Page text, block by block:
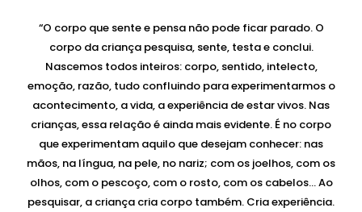
“O corpo que sente e pensa não pode ficar parado. O
corpo da criança pesquisa, sente, testa e conclui.
Nascemos todos inteiros: corpo, sentido, intelecto,
emoção, razão, tudo confluindo para experimentarmos o
acontecimento, a vida, a experiência de estar vivos. Nas
crianças, essa relação é ainda mais evidente. É no corpo
que experimentam aquilo que desejam conhecer: nas
mãos, na língua, na pele, no nariz; com os joelhos, com os
olhos, com o pescoço, com o rosto, com os cabelos… Ao
pesquisar, a criança cria corpo também. Cria experiência.